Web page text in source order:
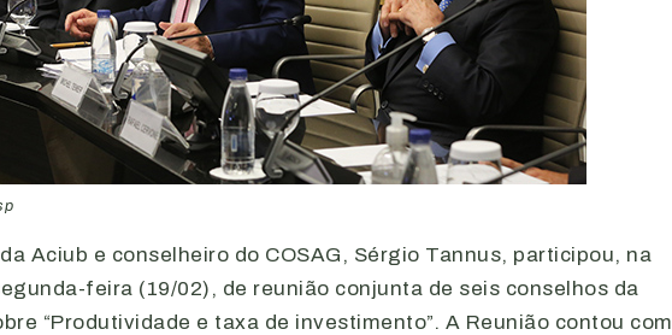
Aciub e conselheiro do COSAG, Sérgio Tannus, participou, na
feira (19/02), de reunião conjunta de seis conselhos da
“Produtividade e taxa de investimento”. A Reunião contou com